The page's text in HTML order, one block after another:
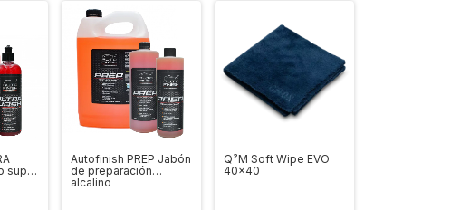
super
Autofinish PREP Jabón
de preparación
alcalino
Q²M Soft Wipe EVO
40x40